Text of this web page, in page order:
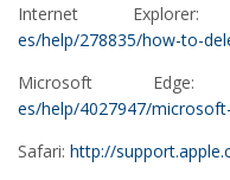
Internet
es/help/278835/how-to-
Microsoft
es/help/4027947/
Safari: http://